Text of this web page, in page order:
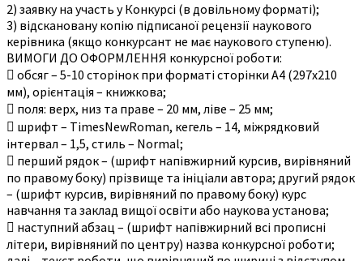
2) заявку на участь у Конкурсі (в довільному форматі);
3) відскановану копію підписаної рецензії наукового
керівника (якщо конкурсант не має наукового ступеню).
ВИМОГИ ДО ОФОРМЛЕННЯ конкурсної роботи:
 обсяг – 5-10 сторінок при форматі сторінки А4 (297х210
мм), орієнтація – книжкова;
 поля: верх, низ та праве – 20 мм, ліве – 25 мм;
 шрифт – TimesNewRoman, кегель – 14, міжрядковий
інтервал – 1,5, стиль – Normal;
 перший рядок – (шрифт напівжирний курсив, вирівняний
по правому боку) прізвище та ініціали автора; другий рядок
– (шрифт курсив, вирівняний по правому боку) курс
навчання та заклад вищої освіти або наукова установа;
 наступний абзац – (шрифт напівжирний всі прописні
літери, вирівняний по центру) назва конкурсної роботи;